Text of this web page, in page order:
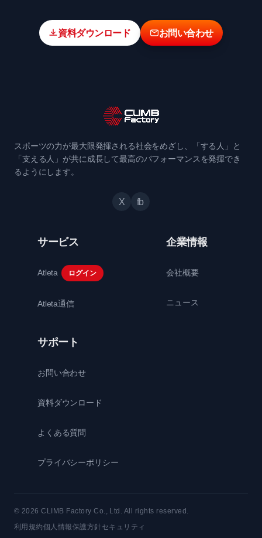
資料ダウンロード お問い合わせ
スポーツの力が最大限発揮される社会をめざし、「する人」と
「支える人」が共に成長して最高のパフォーマンスを発揮でき
るようにします。
X fb
サービス
Atleta ログイン
Atleta通信
企業情報
会社概要
ニュース
サポート
お問い合わせ
資料ダウンロード
よくある質問
プライバシーポリシー
© 2026 CLIMB Factory Co., Ltd. All rights reserved.
利用規約個人情報保護方針セキュリティ